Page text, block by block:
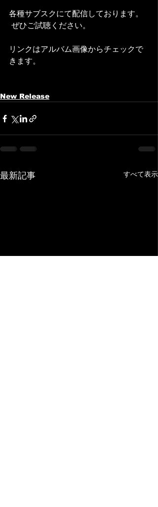
各種サブスクにて配信しております。
ぜひご試聴ください。
リンクはアルバム画像からチェックで
きます。
New Release
最新記事 すべて表示